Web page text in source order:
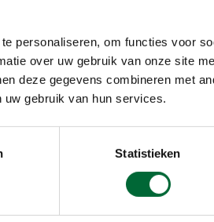
personaliseren, om functies voor
over uw gebruik van onze site
deze gegevens combineren met
gebruik van hun services.
Statistieken
Je kunt
ijzer
vitamine
verbeter